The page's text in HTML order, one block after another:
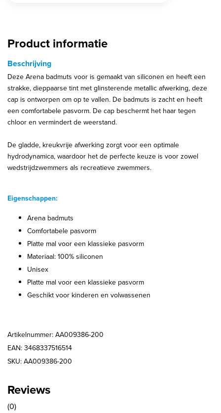
Product informatie
Beschrijving
Deze Arena badmuts voor is gemaakt van siliconen en heeft een
strakke, dieppaarse tint met glinsterende metallic afwerking, deze
cap is ontworpen om op te vallen. De badmuts is zacht en heeft
een comfortabele pasvorm. De cap beschermt het haar tegen
chloor en vermindert de weerstand.
De gladde, kreukvrije afwerking zorgt voor een optimale
hydrodynamica, waardoor het de perfecte keuze is voor zowel
wedstrijdzwemmers als recreatieve zwemmers.
Eigenschappen:
Arena badmuts
Comfortabele pasvorm
Platte mal voor een klassieke pasvorm
Materiaal: 100% siliconen
Unisex
Platte mal voor een klassieke pasvorm
Geschikt voor kinderen en volwassenen
Artikelnummer: AA009386-200
EAN: 3468337516514
SKU: AA009386-200
Reviews
(0)